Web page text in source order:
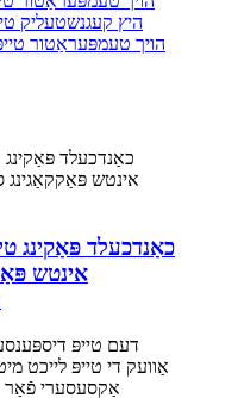
הויך טעמפּעראַטור
אינטש
דעם טייפּ
אַוועק די טייפּ לייכט
אַקסעסערי פֿאַר